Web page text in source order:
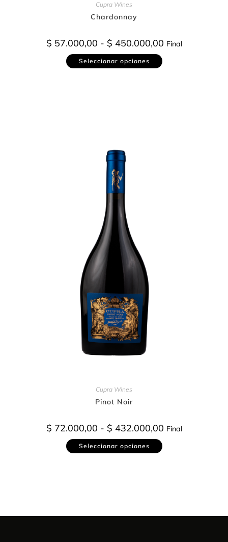
Cupra Wines
Chardonnay
$ 57.000,00 - $ 450.000,00 Final
Seleccionar opciones
Cupra Wines
Pinot Noir
$ 72.000,00 - $ 432.000,00 Final
Seleccionar opciones